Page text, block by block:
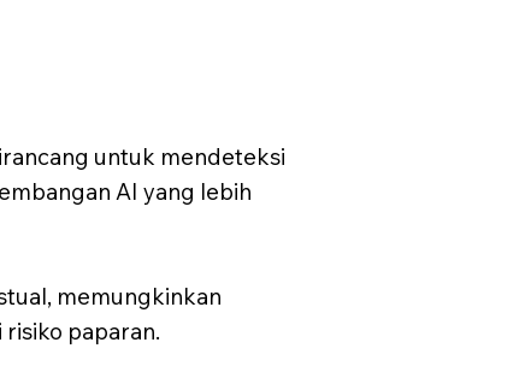
untuk mendeteksi
AI yang lebih
memungkinkan
paparan.